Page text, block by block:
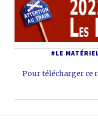
#LE
Pour télécharger ce